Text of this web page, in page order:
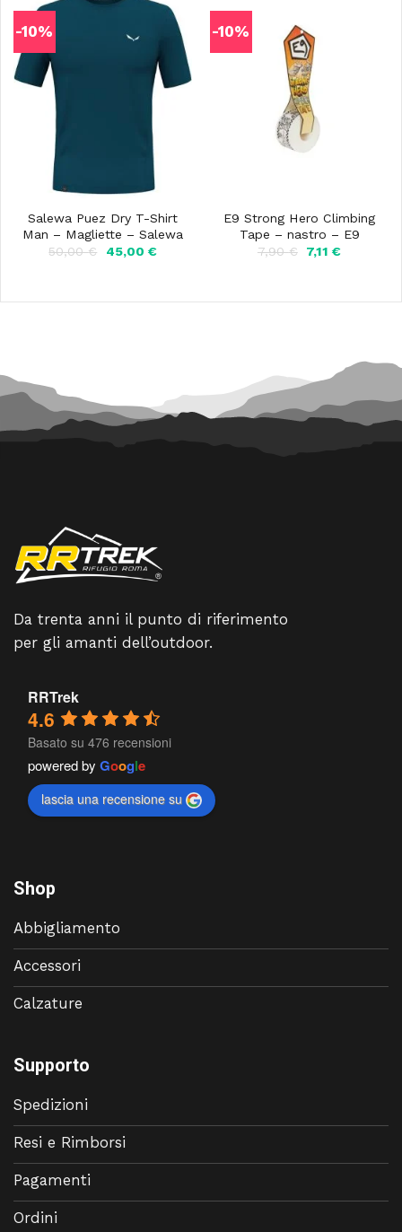
-10%
Salewa Puez Dry T-Shirt
Man – Magliette – Salewa
50,00€
Il
50,00 €.
45,00 €Il
45,00 €.
-10%
E9 Strong Hero Climbing
Tape – nastro – E9
7,90€
Il
7,90 €.
7,11€Il
7,11 €.
Da trenta anni il punto di riferimento
per gli amanti dell’outdoor.
RRTrek
4.6
Basato su 476 recensioni
powered by Google
lascia una recensione su
Shop
Abbigliamento
Accessori
Calzature
Supporto
Spedizioni
Resi e Rimborsi
Pagamenti
Ordini